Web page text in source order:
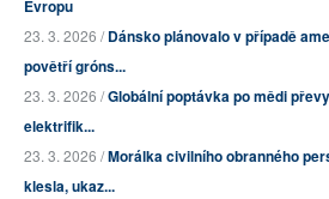
Evropu
23. 3. 2026 /Dánsko plánovalo v případě
povětří gróns...
23. 3. 2026 /Globální poptávka po mědi
elektrifik...
23. 3. 2026 /Morálka civilního obranného
klesla, ukaz...